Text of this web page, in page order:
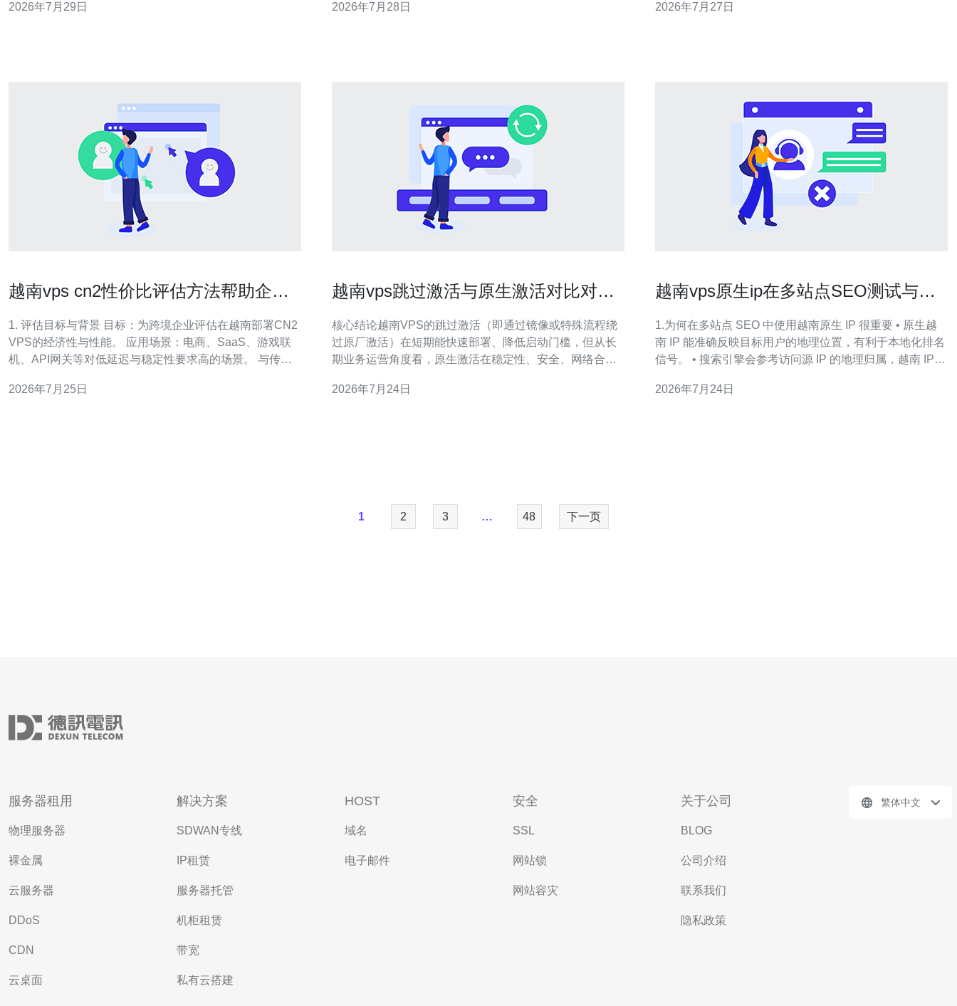
佳地理定位；最便宜的方案可能是海外廉价VPS配合带越
2026年7月29日
梳理施工与质量控制的关键要点，并给出采购与服务推
2026年7月28日
CDN与高防DDoS保护时做出更合理的决策。 第一步是评
2026年7月27日
越南vps cn2性价比评估方法帮助企业
1. 评估目标与背景 目标：为跨境企业评估在越南部署CN2
VPS的经济性与性能。 应用场景：电商、SaaS、游戏联
机、API网关等对低延迟与稳定性要求高的场景。 与传统
丢包。 关键关注：延迟(ms)、带宽(Mbps)、丢包率(%)、
2026年7月25日
越南vps跳过激活与原生激活对比对业
核心结论越南VPS的跳过激活（即通过镜像或特殊流程绕
过原厂激活）在短期能快速部署、降低启动门槛，但从长
期业务运营角度看，原生激活在稳定性、安全、网络合规
性，应优先选择原生激活且具备完善CDN、DDoS防御与
2026年7月24日
越南vps原生ip在多站点SEO测试与本
1.为何在多站点 SEO 中使用越南原生 IP 很重要 • 原生越
南 IP 能准确反映目标用户的地理位置，有利于本地化排名
信号。 • 搜索引擎会参考访问源 IP 的地理归属，越南 IP
CDN 或代理带来的误判，得到真实的抓取/加载数据。 • 原
2026年7月24日
1 2 3 … 48 下一页
服务器租用
物理服务器
裸金属
云服务器
DDoS
CDN
云桌面
解决方案
SDWAN专线
IP租赁
服务器托管
机柜租赁
带宽
私有云搭建
HOST
域名
电子邮件
安全
SSL
网站锁
网站容灾
关于公司
BLOG
公司介绍
联系我们
隐私政策
繁体中文